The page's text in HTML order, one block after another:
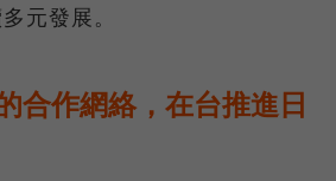
元發展。
合作網絡，在台推進日